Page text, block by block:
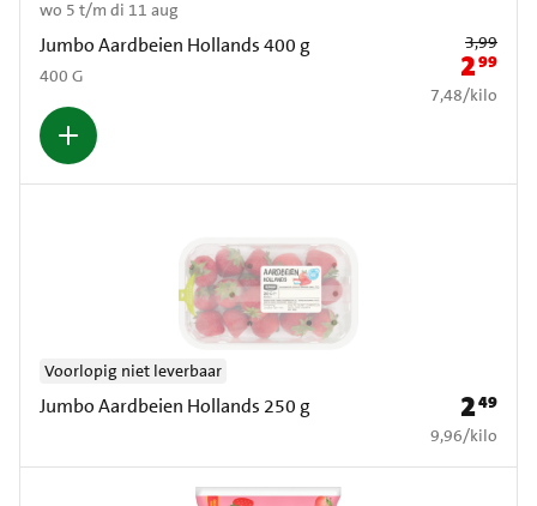
Jumbo Aardbeien Hollands 400 g
400 G
wo 5 t/m di 11 aug
Oude prijs: €
3,99
Nieuwe
299
€ 7,48 per kilo
7,48/kilo
Jumbo Aardbeien Hollands 250 g
Voorlopig niet leverbaar
Prijs: €
249
€ 9,96 per kilo
9,96/kilo